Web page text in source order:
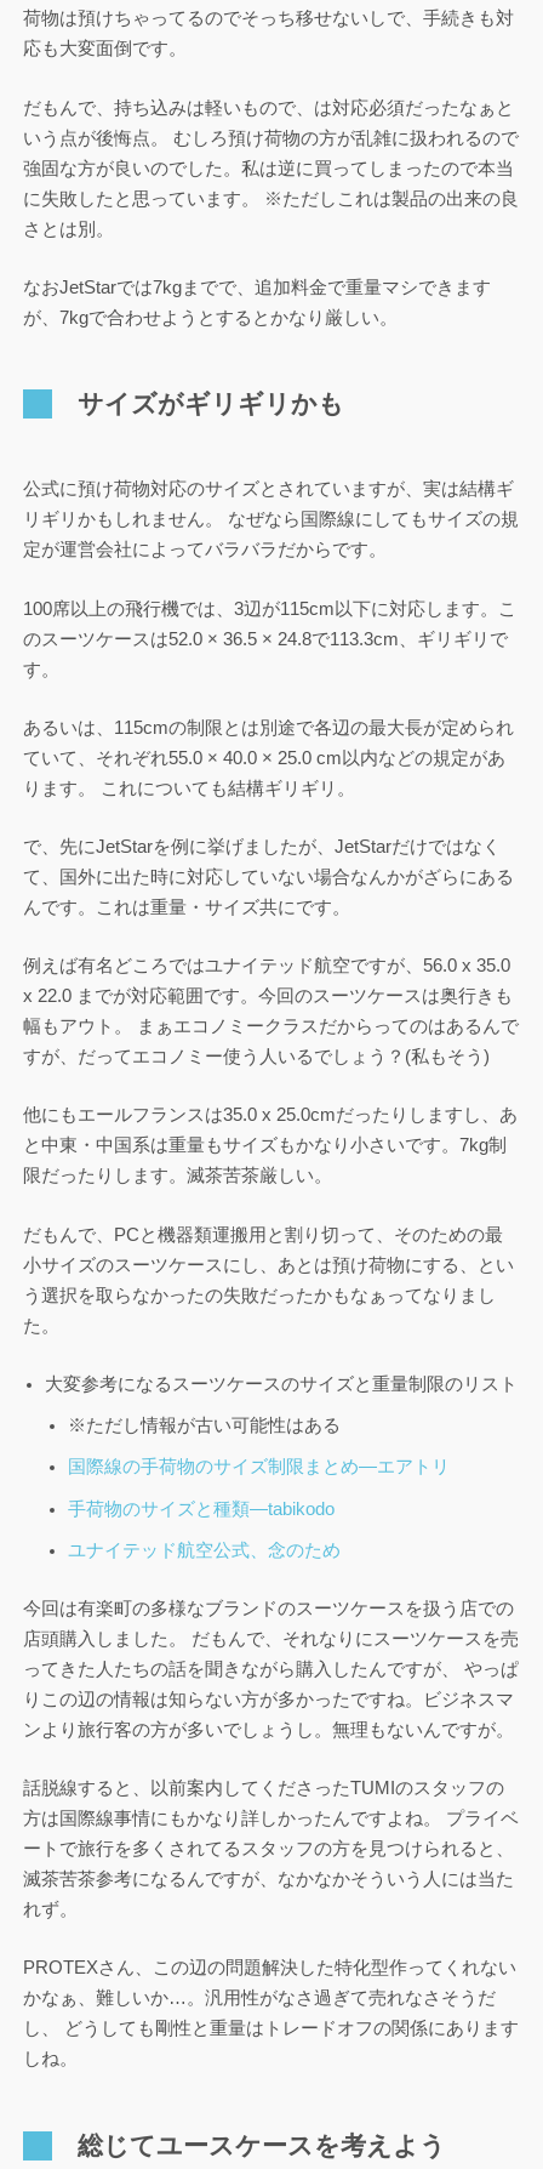
荷物は預けちゃってるのでそっち移せないしで、手続きも対
応も大変面倒です。
だもんで、持ち込みは軽いもので、は対応必須だったなぁと
いう点が後悔点。 むしろ預け荷物の方が乱雑に扱われるので
強固な方が良いのでした。私は逆に買ってしまったので本当
に失敗したと思っています。 ※ただしこれは製品の出来の良
さとは別。
なおJetStarでは7kgまでで、追加料金で重量マシできます
が、7kgで合わせようとするとかなり厳しい。
サイズがギリギリかも
公式に預け荷物対応のサイズとされていますが、実は結構ギ
リギリかもしれません。 なぜなら国際線にしてもサイズの規
定が運営会社によってバラバラだからです。
100席以上の飛行機では、3辺が115cm以下に対応します。こ
のスーツケースは52.0 × 36.5 × 24.8で113.3cm、ギリギリで
す。
あるいは、115cmの制限とは別途で各辺の最大長が定められ
ていて、それぞれ55.0 × 40.0 × 25.0 cm以内などの規定があ
ります。 これについても結構ギリギリ。
で、先にJetStarを例に挙げましたが、JetStarだけではなく
て、国外に出た時に対応していない場合なんかがざらにある
んです。これは重量・サイズ共にです。
例えば有名どころではユナイテッド航空ですが、56.0 x 35.0
x 22.0 までが対応範囲です。今回のスーツケースは奥行きも
幅もアウト。 まぁエコノミークラスだからってのはあるんで
すが、だってエコノミー使う人いるでしょう？(私もそう)
他にもエールフランスは35.0 x 25.0cmだったりしますし、あ
と中東・中国系は重量もサイズもかなり小さいです。7kg制
限だったりします。滅茶苦茶厳しい。
だもんで、PCと機器類運搬用と割り切って、そのための最
小サイズのスーツケースにし、あとは預け荷物にする、とい
う選択を取らなかったの失敗だったかもなぁってなりまし
た。
大変参考になるスーツケースのサイズと重量制限のリスト
※ただし情報が古い可能性はある
国際線の手荷物のサイズ制限まとめ―エアトリ
手荷物のサイズと種類―tabikodo
ユナイテッド航空公式、念のため
今回は有楽町の多様なブランドのスーツケースを扱う店での
店頭購入しました。 だもんで、それなりにスーツケースを売
ってきた人たちの話を聞きながら購入したんですが、 やっぱ
りこの辺の情報は知らない方が多かったですね。ビジネスマ
ンより旅行客の方が多いでしょうし。無理もないんですが。
話脱線すると、以前案内してくださったTUMIのスタッフの
方は国際線事情にもかなり詳しかったんですよね。 プライベ
ートで旅行を多くされてるスタッフの方を見つけられると、
滅茶苦茶参考になるんですが、なかなかそういう人には当た
れず。
PROTEXさん、この辺の問題解決した特化型作ってくれない
かなぁ、難しいか…。汎用性がなさ過ぎて売れなさそうだ
し、 どうしても剛性と重量はトレードオフの関係にあります
しね。
総じてユースケースを考えよう